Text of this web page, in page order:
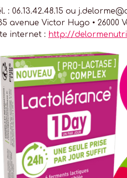
: 06.13.42.48.15 ou
avenue Victor Hugo • 26000
internet : http://